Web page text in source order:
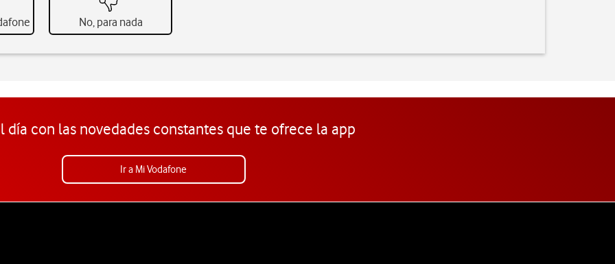
No, para nada
día con las novedades constantes que te ofrece la app
Ir a Mi Vodafone